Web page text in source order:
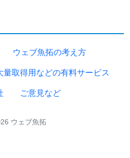
ウェブ魚拓の考え方
量取得用などの有料サービス
ご意見など
ウェブ魚拓